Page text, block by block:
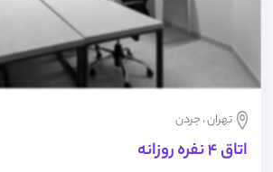
تهران ، جردن
اتاق 4 نفره روزانه